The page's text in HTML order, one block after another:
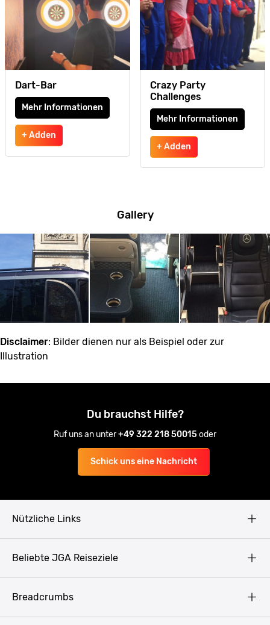
Dart-Bar
Mehr Informationen
+ Adden
Crazy Party
Challenges
Mehr Informationen
+ Adden
Gallery
Disclaimer: Bilder dienen nur als Beispiel oder zur
Illustration
Du brauchst Hilfe?
Ruf uns an unter+49 322 218 50015oder
Schick uns eine Nachricht
Nützliche Links
Beliebte JGA Reiseziele
Breadcrumbs